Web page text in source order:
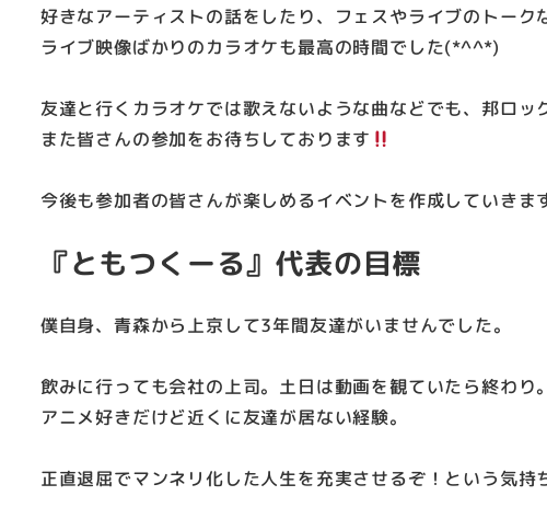
好きなアーティストの話をしたり、フェスやライブのトーク
ライブ映像ばかりのカラオケも最高の時間でした(*^^*)
友達と行くカラオケでは歌えないような曲などでも、邦ロッ
また皆さんの参加をお待ちしております
今後も参加者の皆さんが楽しめるイベントを作成していき
『ともつくーる』代表の目標
僕自身、青森から上京して3年間友達がいませんでした。
飲みに行っても会社の上司。土日は動画を観ていたら終わり。
アニメ好きだけど近くに友達が居ない経験。
正直退屈でマンネリ化した人生を充実させるぞ！という気